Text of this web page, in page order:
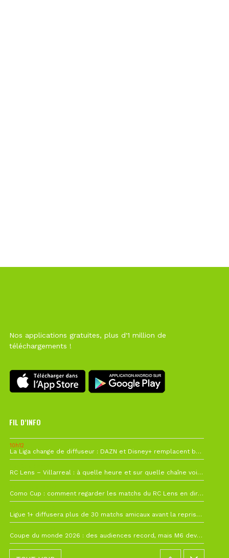
Nos applications gratuites, plus d'1 million de
téléchargements !
FIL D’INFO
10h12
La Liga change de diffuseur : DAZN et Disney+ remplacent beIN Sports !
RC Lens – Villarreal : à quelle heure et sur quelle chaîne voir la finale de la Como Cup ?
Como Cup : comment regarder les matchs du RC Lens en direct ?
Ligue 1+ diffusera plus de 30 matchs amicaux avant la reprise de la Ligue 1
Coupe du monde 2026 : des audiences record, mais M6 devrait perdre très gros !